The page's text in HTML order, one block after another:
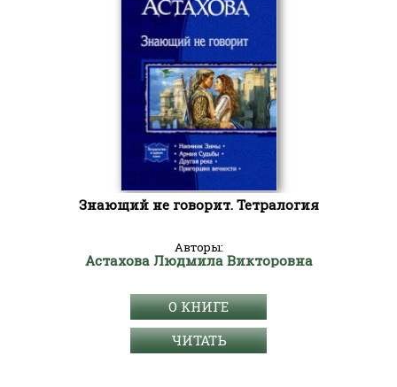
Знающий не говорит. Тетралогия
Авторы:
Астахова Людмила Викторовна
О КНИГЕ
ЧИТАТЬ